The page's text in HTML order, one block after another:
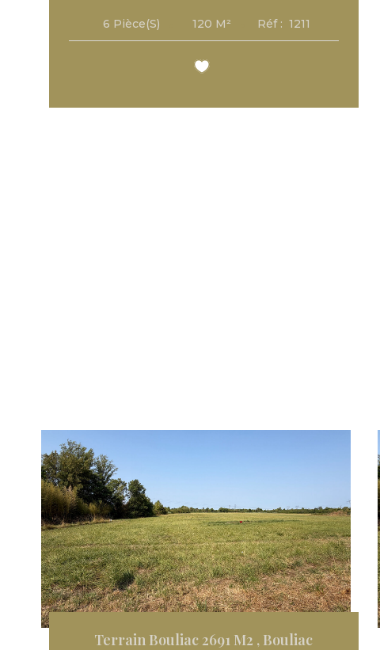
6 Pièce(s) 120 M² Réf : 1211
Terrain Bouliac 2691 M2 , Bouliac